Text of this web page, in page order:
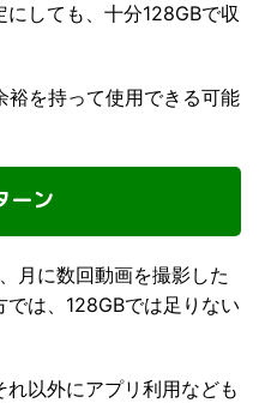
しても、十分128GBで収
裕を持って使用できる可能
ーン
月に数回動画を撮影した
は、128GBでは足りない
以外にアプリ利用なども